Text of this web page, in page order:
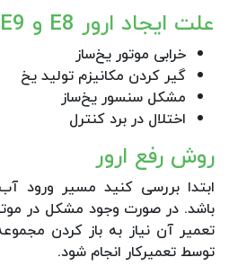
علت ایجاد ارور E8 و E9
خرابی موتور یخ‌ساز
گیر کردن مکانیزم تولید یخ
مشکل سنسور یخ‌ساز
اختلال در برد کنترل
روش رفع ارور
ابتدا بررسی کنید مسیر ورود
باشد. در صورت وجود مشکل در
تعمیر آن نیاز به باز کردن
توسط تعمیرکار انجام شود.